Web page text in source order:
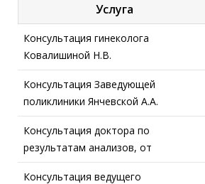
Услуга
Консультация гинеколога
Ковалишиной Н.В.
Консультация Заведующей
поликлиники Янчевской А.А.
Консультация доктора по
результатам анализов, от
Консультация ведущего